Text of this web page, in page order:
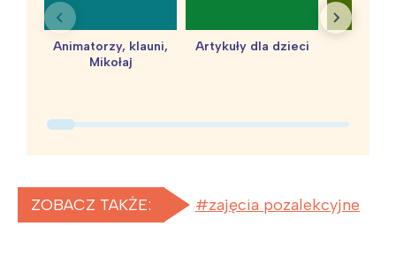
Animatorzy, klauni,
Mikołaj
Artykuły dla dzieci
ZOBACZ TAKŻE: zajęcia pozalekcyjne
Warszawa
Łódź
Poznań
Śląsk
Północ
Wybieram